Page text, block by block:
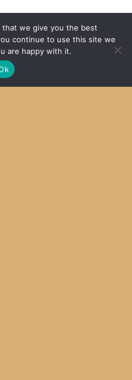
４ Mac OS X
that we give you the best
continue to use this site we
are happy with it.